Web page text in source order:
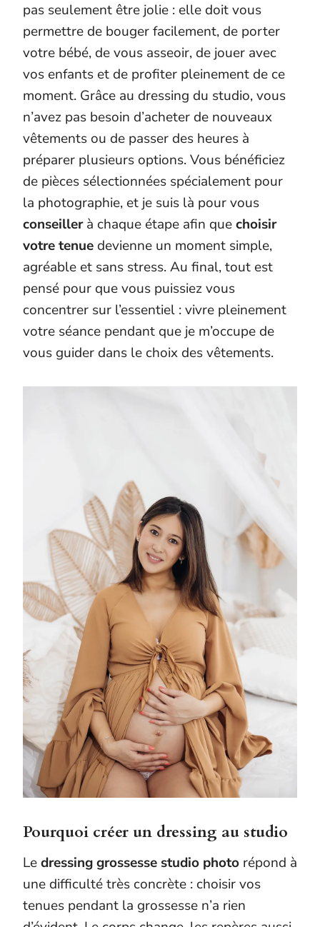
pas seulement être jolie : elle doit vous
permettre de bouger facilement, de porter
votre bébé, de vous asseoir, de jouer avec
vos enfants et de profiter pleinement de ce
moment. Grâce au dressing du studio, vous
n’avez pas besoin d’acheter de nouveaux
vêtements ou de passer des heures à
préparer plusieurs options. Vous bénéficiez
de pièces sélectionnées spécialement pour
la photographie, et je suis là pour vous
conseillerà chaque étape afin quechoisir
votre tenue devienne un moment simple,
agréable et sans stress. Au final, tout est
pensé pour que vous puissiez vous
concentrer sur l’essentiel : vivre pleinement
votre séance pendant que je m’occupe de
vous guider dans le choix des vêtements.
Pourquoi créer un dressing au studio
Ledressing grossesse studio photo répond à
une difficulté très concrète : choisir vos
tenues pendant la grossesse n’a rien